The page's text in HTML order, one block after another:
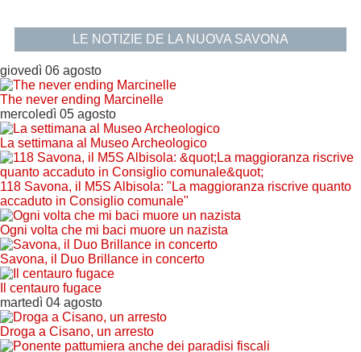
LE NOTIZIE DE LA NUOVA SAVONA
giovedì 06 agosto
The never ending Marcinelle
mercoledì 05 agosto
La settimana al Museo Archeologico
118 Savona, il M5S Albisola: "La maggioranza riscrive quanto
accaduto in Consiglio comunale"
Ogni volta che mi baci muore un nazista
Savona, il Duo Brillance in concerto
Il centauro fugace
martedì 04 agosto
Droga a Cisano, un arresto